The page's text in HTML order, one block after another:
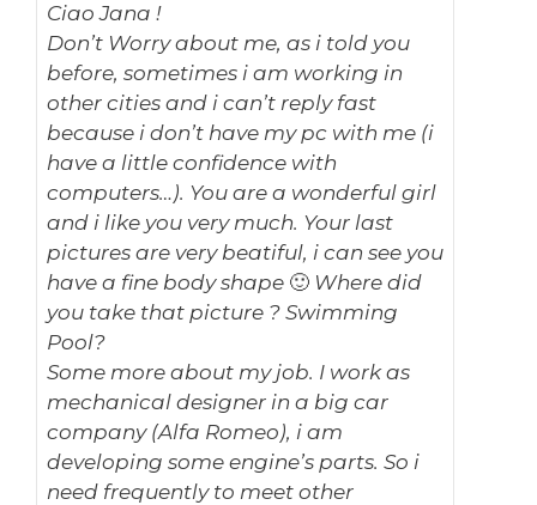
Ciao Jana !
Don’t Worry about me, as i told you
before, sometimes i am working in
other cities and i can’t reply fast
because i don’t have my pc with me (i
have a little confidence with
computers…). You are a wonderful girl
and i like you very much. Your last
pictures are very beatiful, i can see you
have a fine body shape 🙂 Where did
you take that picture ? Swimming
Pool?
Some more about my job. I work as
mechanical designer in a big car
company (Alfa Romeo), i am
developing some engine’s parts. So i
need frequently to meet other